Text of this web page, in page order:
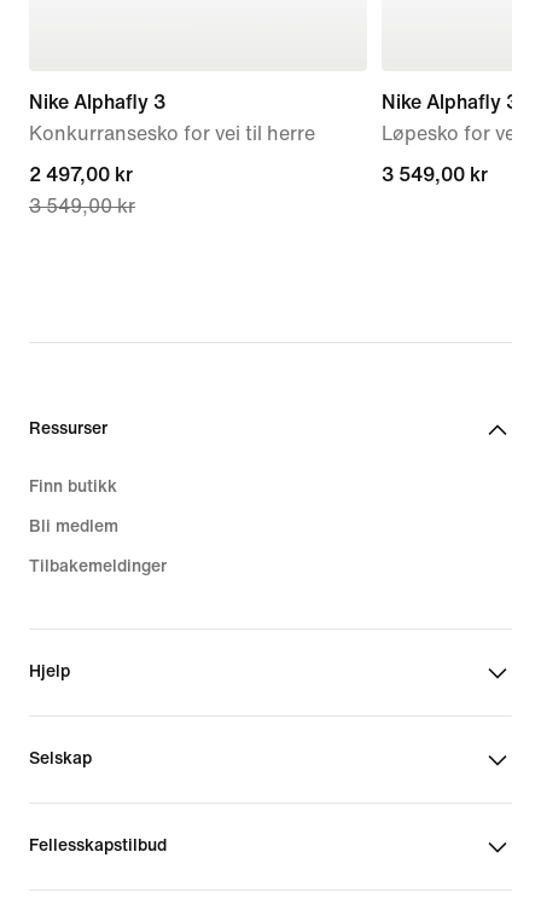
Nike Alphafly 3
Konkurransesko for vei til herre
current
price
3 549,00 kr
2 497,00 kr
3 549,00 kr
Nike Alphafly 3
Løpesko for vei
3 549,00 kr
3 549,00 kr
Ressurser
Finn butikk
Bli medlem
Tilbakemeldinger
Hjelp
Selskap
Fellesskapstilbud